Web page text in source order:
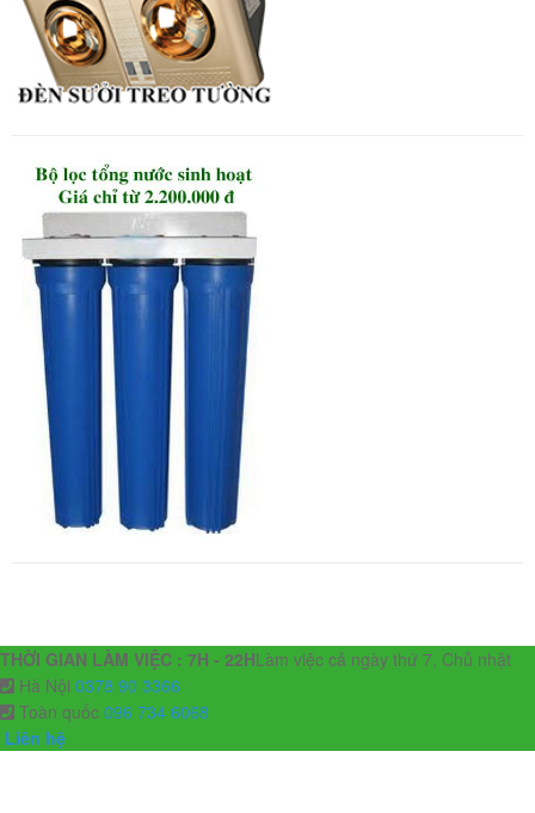
THỜI GIAN LÀM VIỆC : 7H - 22HLàm việc cả ngày thứ 7, Chủ nhật
Hà Nội 0378 90 3366
Toàn quốc 096 734 6068
Liên hệ